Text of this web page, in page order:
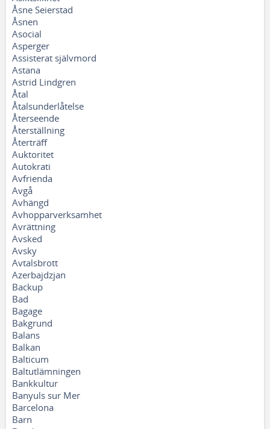
Åsne Seierstad
Åsnen
Asocial
Asperger
Assisterat självmord
Astana
Astrid Lindgren
Åtal
Åtalsunderlåtelse
Återseende
Återställning
Återträff
Auktoritet
Autokrati
Avfrienda
Avgå
Avhängd
Avhopparverksamhet
Avrättning
Avsked
Avsky
Avtalsbrott
Azerbajdzjan
Backup
Bad
Bagage
Bakgrund
Balans
Balkan
Balticum
Baltutlämningen
Bankkultur
Banyuls sur Mer
Barcelona
Barn